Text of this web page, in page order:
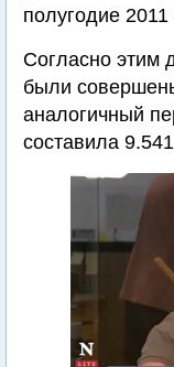
полугодие 2011
Согласно этим
были
аналогичный
составила